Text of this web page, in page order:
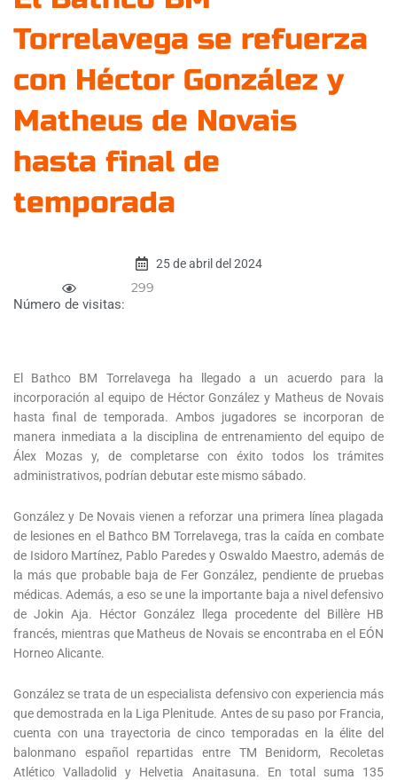
Torrelavega se refuerza
con Héctor González y
Matheus de Novais
hasta final de
temporada
25 de abril del 2024
Número de visitas:
299
El Bathco BM Torrelavega ha llegado a un acuerdo para la
incorporación al equipo de Héctor González y Matheus de Novais
hasta final de temporada. Ambos jugadores se incorporan de
manera inmediata a la disciplina de entrenamiento del equipo de
Álex Mozas y, de completarse con éxito todos los trámites
administrativos, podrían debutar este mismo sábado.
González y De Novais vienen a reforzar una primera línea plagada
de lesiones en el Bathco BM Torrelavega, tras la caída en combate
de Isidoro Martínez, Pablo Paredes y Oswaldo Maestro, además de
la más que probable baja de Fer González, pendiente de pruebas
médicas. Además, a eso se une la importante baja a nivel defensivo
de Jokin Aja. Héctor González llega procedente del Billère HB
francés, mientras que Matheus de Novais se encontraba en el EÓN
Horneo Alicante.
González se trata de un especialista defensivo con experiencia más
que demostrada en la Liga Plenitude. Antes de su paso por Francia,
cuenta con una trayectoria de cinco temporadas en la élite del
balonmano español repartidas entre TM Benidorm, Recoletas
Atlético Valladolid y Helvetia Anaitasuna. En total suma 135